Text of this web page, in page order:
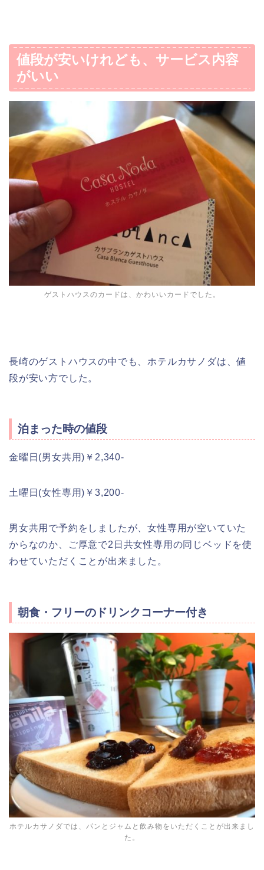
値段が安いけれども、サービス内容
がいい
ゲストハウスのカードは、かわいいカードでした。
長崎のゲストハウスの中でも、ホテルカサノダは、値
段が安い方でした。
泊まった時の値段
金曜日(男女共用)￥2,340-
土曜日(女性専用)￥3,200-
男女共用で予約をしましたが、女性専用が空いていた
からなのか、ご厚意で2日共女性専用の同じベッドを使
わせていただくことが出来ました。
朝食・フリーのドリンクコーナー付き
ホテルカサノダでは、パンとジャムと飲み物をいただくことが出来まし
た。